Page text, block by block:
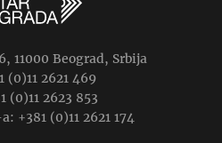
11000 Beograd, Srbija
(0)11 2621 469
(0)11 2623 853
+381 (0)11 2621 174